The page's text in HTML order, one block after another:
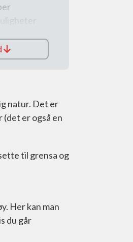
natur. Det er
er også en
til grensa og
Her kan man
du går